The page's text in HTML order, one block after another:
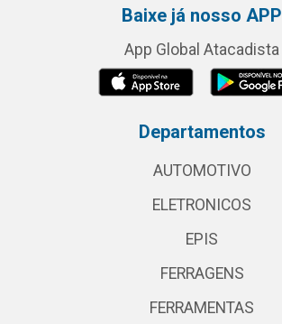
Baixe já nosso APP
App Global Atacadista
Departamentos
AUTOMOTIVO
ELETRONICOS
EPIS
FERRAGENS
FERRAMENTAS